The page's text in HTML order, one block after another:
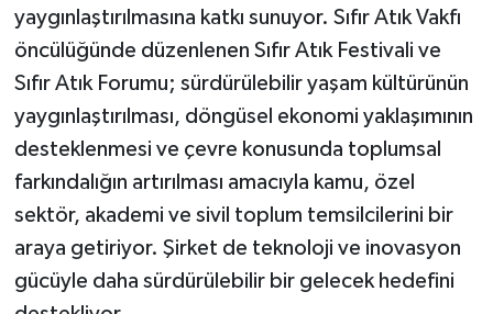
yaygınlaştırılmasına katkı sunuyor. Sıfır Atık Vakfı
öncülüğünde düzenlenen Sıfır Atık Festivali ve
Sıfır Atık Forumu; sürdürülebilir yaşam kültürünün
yaygınlaştırılması, döngüsel ekonomi yaklaşımının
desteklenmesi ve çevre konusunda toplumsal
farkındalığın artırılması amacıyla kamu, özel
sektör, akademi ve sivil toplum temsilcilerini bir
araya getiriyor. Şirket de teknoloji ve inovasyon
gücüyle daha sürdürülebilir bir gelecek hedefini
Yerel Haberler